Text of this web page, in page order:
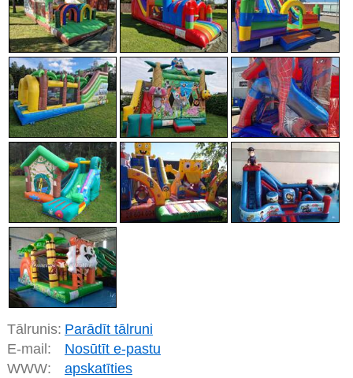
Tālrunis: Parādīt tālruni
E-mail:
Nosūtīt e-pastu
WWW:
apskatīties